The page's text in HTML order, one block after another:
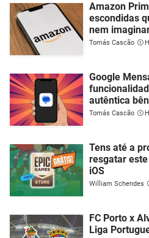
Amazon
escondidas
nem
Tomás Cascão
Google
autêntica
Tomás Cascão
Tens até a
resgatar
iOS
William Schendes
FC Porto x
Liga